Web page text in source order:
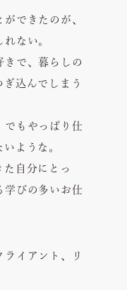
できたのが、
ない。
きで、暮らしの
込んでしまう
でもやっぱり仕
ような。
た自分にとっ
学びの多いお仕
イアント、リ